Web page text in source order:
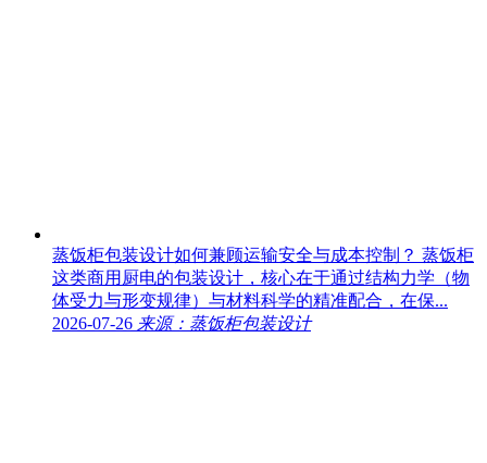
蒸饭柜包装设计如何兼顾运输安全与成本控制？ 蒸饭柜
这类商用厨电的包装设计，核心在于通过结构力学（物
体受力与形变规律）与材料科学的精准配合，在保...
2026-07-26 来源：蒸饭柜包装设计